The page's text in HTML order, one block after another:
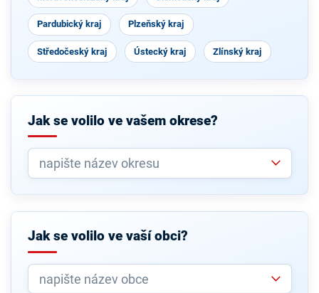
Pardubický kraj Plzeňský kraj
Středočeský kraj Ústecký kraj Zlínský kraj
Jak se volilo ve vašem okrese?
Jak se volilo ve vaší obci?